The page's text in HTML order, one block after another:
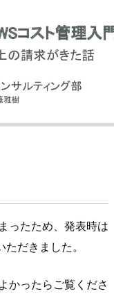
ったため、発表時は
だきました。
かったらご覧くださ